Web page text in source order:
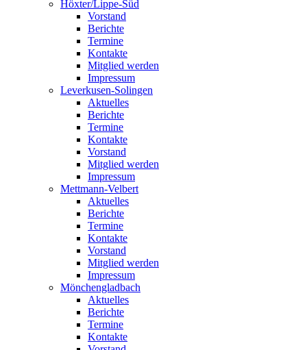
Höxter/Lippe-Süd
Vorstand
Berichte
Termine
Kontakte
Mitglied werden
Impressum
Leverkusen-Solingen
Aktuelles
Berichte
Termine
Kontakte
Vorstand
Mitglied werden
Impressum
Mettmann-Velbert
Aktuelles
Berichte
Termine
Kontakte
Vorstand
Mitglied werden
Impressum
Mönchengladbach
Aktuelles
Berichte
Termine
Kontakte